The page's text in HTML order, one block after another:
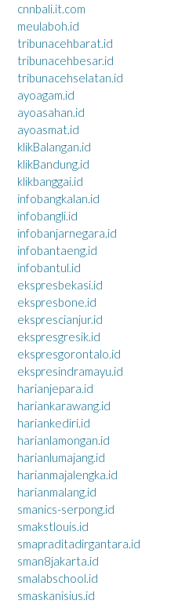
cnnbali.it.com
meulaboh.id
tribunacehbarat.id
tribunacehbesar.id
tribunacehselatan.id
ayoagam.id
ayoasahan.id
ayoasmat.id
klikBalangan.id
klikBandung.id
klikbanggai.id
infobangkalan.id
infobangli.id
infobanjarnegara.id
infobantaeng.id
infobantul.id
ekspresbekasi.id
ekspresbone.id
eksprescianjur.id
ekspresgresik.id
ekspresgorontalo.id
ekspresindramayu.id
harianjepara.id
hariankarawang.id
hariankediri.id
harianlamongan.id
harianlumajang.id
harianmajalengka.id
harianmalang.id
smanics-serpong.id
smakstlouis.id
smapraditadirgantara.id
sman8jakarta.id
smalabschool.id
smaskanisius.id